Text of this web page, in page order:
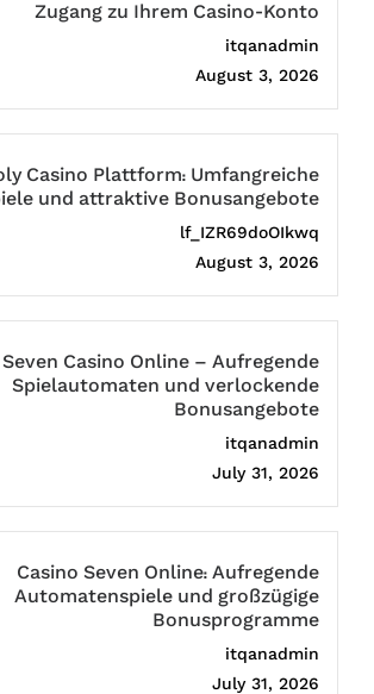
Zugang zu Ihrem Casino-Konto
itqanadmin
August 3, 2026
Casino Plattform: Umfangreiche
und attraktive Bonusangebote
lf_IZR69doOIkwq
August 3, 2026
Seven Casino Online – Aufregende
Spielautomaten und verlockende
Bonusangebote
itqanadmin
July 31, 2026
Casino Seven Online: Aufregende
Automatenspiele und großzügige
Bonusprogramme
itqanadmin
July 31, 2026